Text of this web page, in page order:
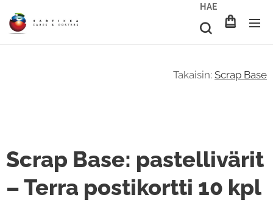
HAE
Takaisin: Scrap Base
Scrap Base: pastellivärit
– Terra postikortti 10 kpl